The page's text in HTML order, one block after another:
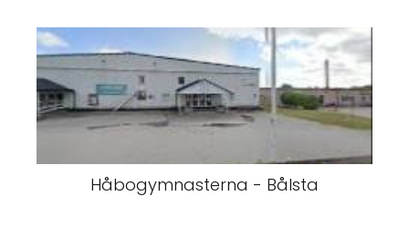
Håbogymnasterna - Bålsta